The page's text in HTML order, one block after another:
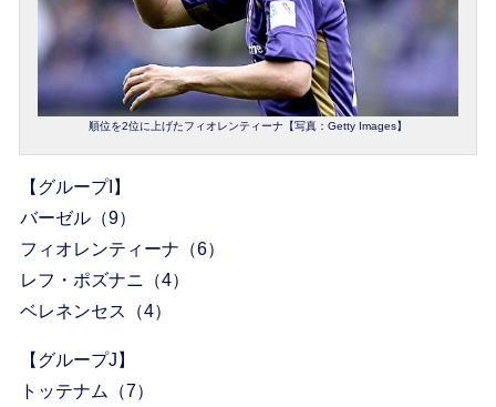
順位を2位に上げたフィオレンティーナ【写真：Getty Images】
【グループI】
バーゼル（9）
フィオレンティーナ（6）
レフ・ポズナニ（4）
ベレネンセス（4）
【グループJ】
トッテナム（7）